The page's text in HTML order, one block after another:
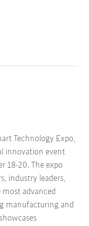
Technology Expo,
innovation event
18-20. The expo
industry leaders,
advanced
manufacturing and